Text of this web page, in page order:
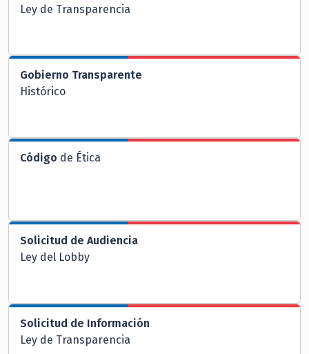
Ley de Transparencia
Gobierno Transparente
Histórico
Código de Ética
Solicitud de Audiencia
Ley del Lobby
Solicitud de Información
Ley de Transparencia